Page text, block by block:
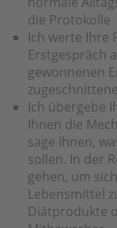
die Protokolle
Ich werte Ihre
Erstgespräch
gewonnenen
Ich übergebe
Ihnen die
sage Ihnen,
sollen. In der
gehen, um
Lebensmittel
Diätprodukte